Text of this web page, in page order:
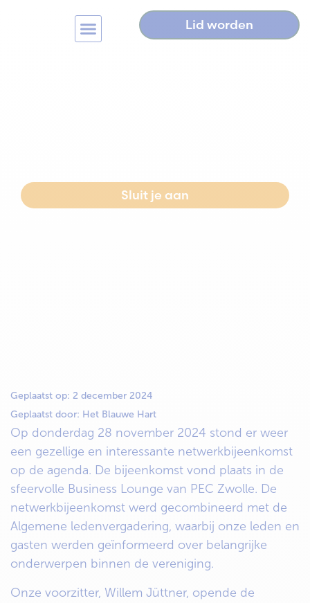
Lid worden
Sluit je aan
Geplaatst op: 2 december 2024
Geplaatst door: Het Blauwe Hart
Op donderdag 28 november 2024 stond er weer
een gezellige en interessante netwerkbijeenkomst
op de agenda. De bijeenkomst vond plaats in de
sfeervolle Business Lounge van PEC Zwolle. De
netwerkbijeenkomst werd gecombineerd met de
Algemene ledenvergadering, waarbij onze leden en
gasten werden geïnformeerd over belangrijke
onderwerpen binnen de vereniging.
Onze voorzitter, Willem Jüttner, opende de